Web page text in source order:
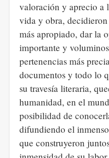
valoración y aprecio a
vida y obra,
más apropiado, dar la
importante y
pertenencias más
documentos y todo lo
su travesía literaria,
humanidad, en el
posibilidad de
difundiendo el
que construyeron